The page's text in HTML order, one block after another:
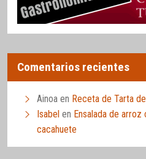
Comentarios recientes
Ainoa en Receta de Tarta
Isabel en Ensalada de
cacahuete